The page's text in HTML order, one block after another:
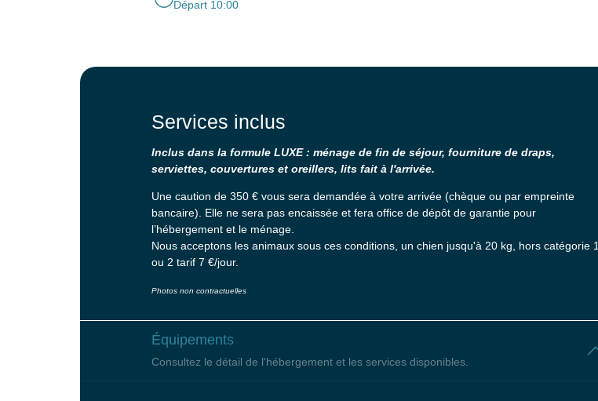
Départ 10:00
Services inclus
Inclus dans la formule LUXE : ménage de fin de séjour, fourniture de draps,
serviettes, couvertures et oreillers, lits fait à l'arrivée.
Une caution de 350 € vous sera demandée à votre arrivée (chèque ou par empreinte
bancaire). Elle ne sera pas encaissée et fera office de dépôt de garantie pour
l’hébergement et le ménage.
Nous acceptons les animaux sous ces conditions, un chien jusqu'à 20 kg, hors catégorie 1
ou 2 tarif 7 €/jour.
Photos non contractuelles
Équipements
Consultez le détail de l'hébergement et les services disponibles.